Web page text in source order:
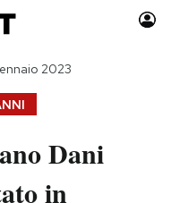
2023
Dani
in